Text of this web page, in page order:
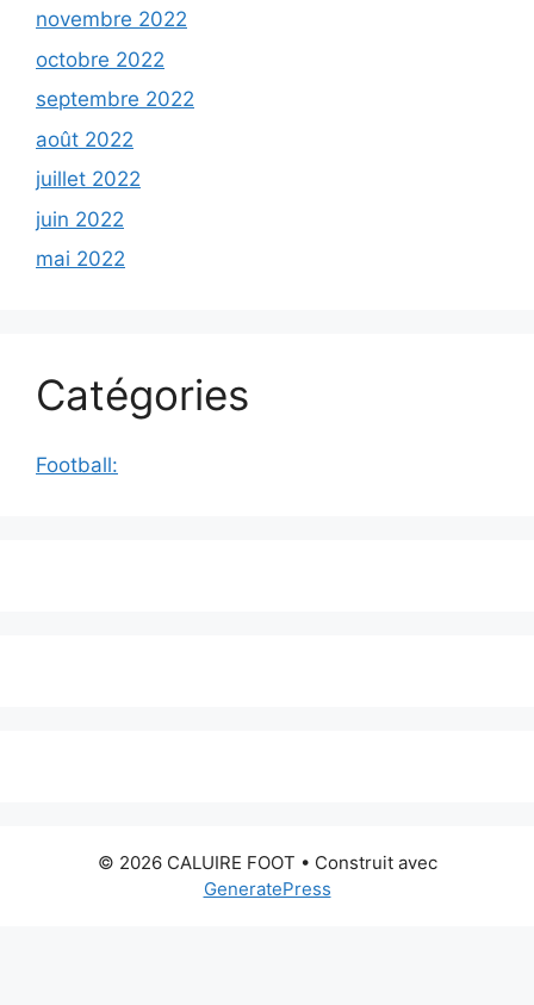
novembre 2022
octobre 2022
septembre 2022
août 2022
juillet 2022
juin 2022
mai 2022
Catégories
Football:
© 2026 CALUIRE FOOT • Construit avec
GeneratePress